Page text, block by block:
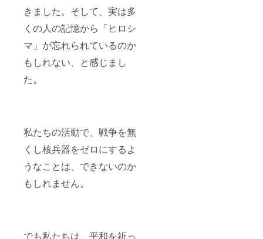
きました。そして、実は多
くの人の記憶から「ヒロシ
マ」が忘れられているのか
もしれない、と感じまし
た。
私たちの活動で、戦争を無
くし核兵器をゼロにするよ
うなことは、できないのか
もしれません。
でも私たちは、平和を祈っ